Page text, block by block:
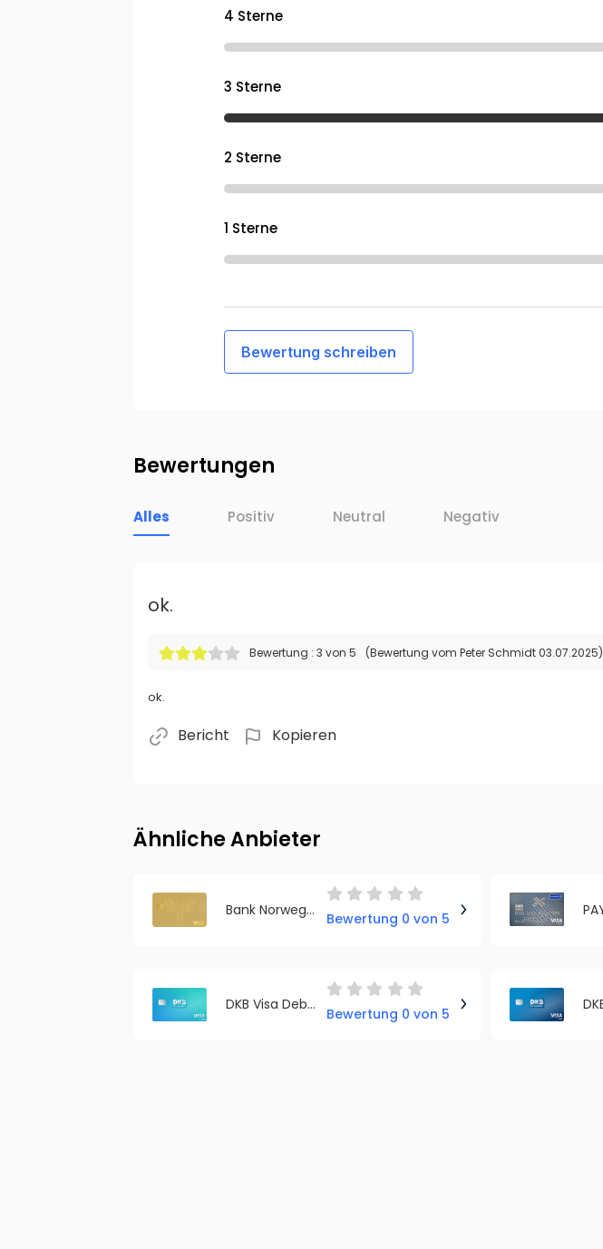
4 Sterne
3 Sterne
2 Sterne
1 Sterne
Bewertung schreiben
Bewertungen
Alles Positiv Neutral Negativ
ok.
Bewertung : 3 von 5 (Bewertung vom Peter Schmidt 03.07.2025)
ok.
Bericht Kopieren
Ähnliche Anbieter
Bank Norwegian Visa
Bewertung 0 von 5
DKB Visa Debitkarte
Bewertung 0 von 5